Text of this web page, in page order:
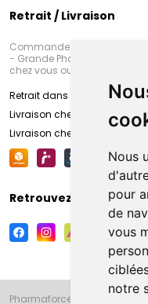
Nous
pour
de
vous
notre
Retrait / Livraison
Commandez en ligne et
- Grande Pharmacie
chez vous ou en point retrait
Retrait dans la pharmacie
Livraison chez vous
Livraison chez votre
Retrouvez-nous sur
Pharmaforce.fr et la Grande